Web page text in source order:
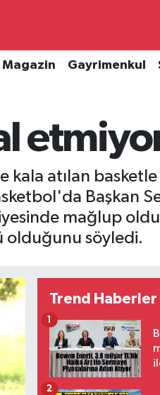
Magazin Gayrimenkul
kala atılan basketle
Başkan
mağlup
olduğunu söyledi.
Trend Haberler
1
2